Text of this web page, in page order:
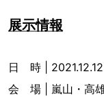
展示情報
日 時 |
会 場 | 嵐山・高